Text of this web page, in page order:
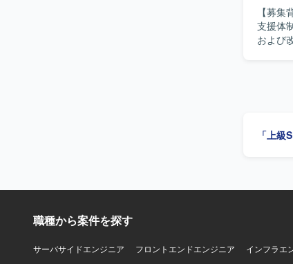
【募
支援体制を強化
および
の魅
およ
「上級
職種から案件を探す
サーバサイドエンジニア フロントエンドエンジニア インフラエ